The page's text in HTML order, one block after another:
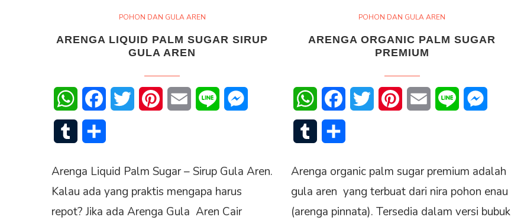
POHON DAN GULA AREN
ARENGA LIQUID PALM SUGAR SIRUP
GULA AREN
WhatsAppFacebookTwitter PinterestEmail Line
Tumblr
Arenga Liquid Palm Sugar – Sirup Gula Aren.
Kalau ada yang praktis mengapa harus
repot? Jika ada Arenga Gula Aren Cair
POHON DAN GULA AREN
ARENGA ORGANIC PALM SUGAR
PREMIUM
WhatsAppFacebookTwitter PinterestEmail Line
Tumblr
Arenga organic palm sugar premium adalah
gula aren yang terbuat dari nira pohon enau
(arenga pinnata). Tersedia dalam versi bubuk